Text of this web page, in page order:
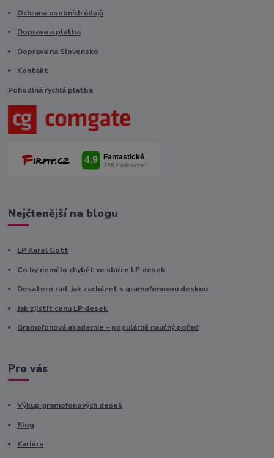
Ochrana osobních údajů
Doprava a platba
Doprava na Slovensko
Kontakt
Pohodlná rychlá platba
Nejčtenější na blogu
LP Karel Gott
Co by nemělo chybět ve sbírce LP desek
Desatero rad, jak zacházet s gramofonovou deskou
Jak zjistit cenu LP desek
Gramofonová akademie - populárně naučný pořad
Pro vás
Výkup gramofonových desek
Blog
Kariéra